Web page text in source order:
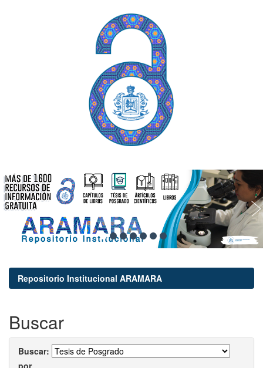
Repositorio Institucional ARAMARA
Buscar
Buscar:
por